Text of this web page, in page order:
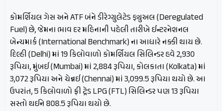
કોમર્શિયલ ગેસ અને ATF બંને ડીરેગ્યુલેટેડ ફ્યુઅલ (Deregulated
Fuel) છે, જેમના ભાવ દર મહિનાની પહેલી તારીખે ઈન્ટરનેશનલ
બેન્ચમાર્ક (International Benchmark) ના આધારે નક્કી થાય છે.
દિલ્હી (Delhi) માં 19 કિલોવાળો કોમર્શિયલ સિલિન્ડર હવે 2,930
રૂપિયા, મુંબઈ (Mumbai) માં 2,884 રૂપિયા, કોલકાતા (Kolkata) માં
3,072 રૂપિયા અને ચેન્નઈ (Chennai) માં 3,099.5 રૂપિયા થયો છે. આ
ઉપરાંત, 5 કિલોવાળો ફ્રી ટ્રેડ LPG (FTL) સિલિન્ડર પણ 13 રૂપિયા
સસ્તો થઈને 808.5 રૂપિયા થયો છે.